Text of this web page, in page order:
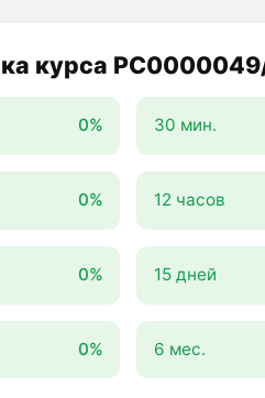
курса
0% 30 мин.
0% 12 часов
0% 15 дней
0% 6 мес.